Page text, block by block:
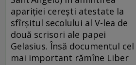
apariției cerești atestate la
sfîrșitul secolului al V-lea de
două scrisori ale papei
Gelasius. Însă documentul cel
mai important rămîne Liber